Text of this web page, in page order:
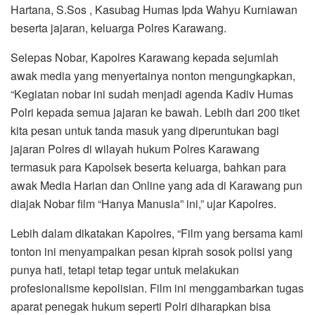
Hartana, S.Sos , Kasubag Humas Ipda Wahyu Kurniawan
beserta jajaran, keluarga Polres Karawang.
Selepas Nobar, Kapolres Karawang kepada sejumlah
awak media yang menyertainya nonton mengungkapkan,
“Kegiatan nobar ini sudah menjadi agenda Kadiv Humas
Polri kepada semua jajaran ke bawah. Lebih dari 200 tiket
kita pesan untuk tanda masuk yang diperuntukan bagi
jajaran Polres di wilayah hukum Polres Karawang
termasuk para Kapolsek beserta keluarga, bahkan para
awak Media Harian dan Online yang ada di Karawang pun
diajak Nobar film “Hanya Manusia” ini,” ujar Kapolres.
Lebih dalam dikatakan Kapolres, “Film yang bersama kami
tonton ini menyampaikan pesan kiprah sosok polisi yang
punya hati, tetapi tetap tegar untuk melakukan
profesionalisme kepolisian. Film ini menggambarkan tugas
aparat penegak hukum seperti Polri diharapkan bisa